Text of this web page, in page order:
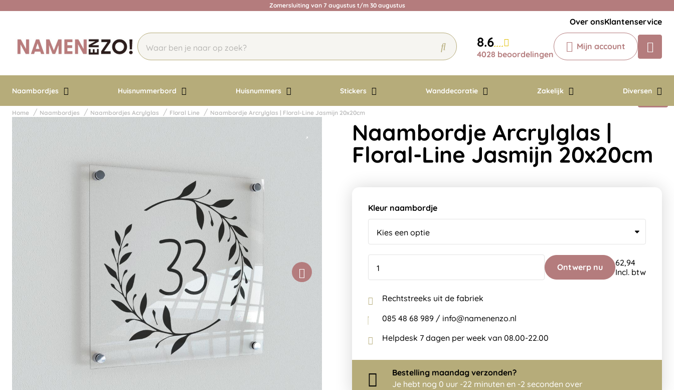
Zomersluiting van 7 augustus t/m 30 augustus
Over onsKlantenservice
8.6
4028 beoordelingen
Mijn account
Naambordjes Huisnummerbord Huisnummers Stickers Wanddecoratie Zakelijk Diversen
Chatbot
Chat 24/7 met onze chatbot voor
Contact
Home Naambordjes Naambordjes Acrylglas Floral Line Naambordje Arcrylglas | Floral-Line Jasmijn 20x20cm
Naambordje Arcrylglas |
Floral-Line Jasmijn 20x20cm
Kleur naambordje
Ontwerp nu
62,94
Incl. btw
Rechtstreeks uit de fabriek
085 48 68 989 / info@namenenzo.nl
Helpdesk 7 dagen per week van 08.00-22.00
Bestelling maandag verzonden?
Je hebt nog 0 uur -22 minuten en -2 seconden over